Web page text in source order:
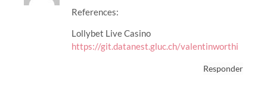
References:
Lollybet Live Casino
https://git.datanest.gluc.ch/valentinworthi
Responder